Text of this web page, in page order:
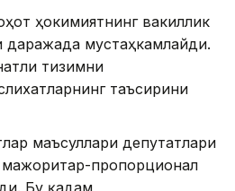
ҳокимиятнинг вакиллик
даражада мустаҳкамлайди.
тизимни
таъсирини
маъсуллари депутатлари
пропорционал
Бу қадам